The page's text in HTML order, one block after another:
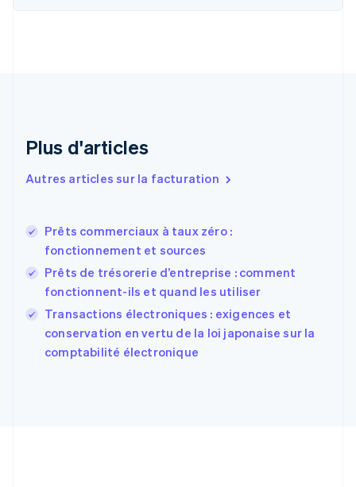
Plus d'articles
Autres articles sur la facturation
Prêts commerciaux à taux zéro :
fonctionnement et sources
Prêts de trésorerie d’entreprise : comment
fonctionnent-ils et quand les utiliser
Transactions électroniques : exigences et
conservation en vertu de la loi japonaise sur la
comptabilité électronique
Espagne
Estonie
EnglishEspañol简体中文
Finlande
English Svenska
FrançaisEnglish
Gibraltar
English
Grèce
English